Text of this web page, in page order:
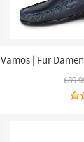
Vamos | Fur